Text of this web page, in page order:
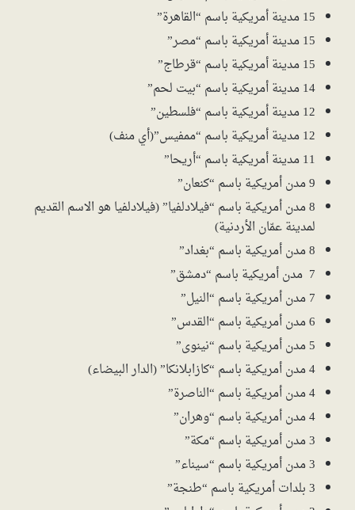
15 مدينة أمريكية باسم “القاهرة”
15 مدينة أمريكية باسم “مصر”
15 مدينة أمريكية باسم “قرطاج”
14 مدينة أمريكية باسم “بيت لحم”
12 مدينة أمريكية باسم “فلسطين”
12 مدينة أمريكية باسم “ممفيس”(أي منف‎)
11 مدينة أمريكية باسم “أريحا”
9 مدن أمريكية باسم “كنعان”
8 مدن أمريكية باسم “فيلادلفيا” (فيلادلفيا هو الاسم القديم
لمدينة عمّان الأردنية)
8 مدن أمريكية باسم “بغداد”
7 مدن أمريكية باسم “دمشق”
7 مدن أمريكية باسم “النيل”
6 مدن أمريكية باسم “القدس”
5 مدن أمريكية باسم “نينوى”
4 مدن أمريكية باسم “كازابلانكا” (الدار البيضاء)
4 مدن أمريكية باسم “الناصرة”
4 مدن أمريكية باسم “وهران”
3 مدن أمريكية باسم “مكة”
3 مدن أمريكية باسم “سيناء”
3 بلدات أمريكية باسم “طنجة”